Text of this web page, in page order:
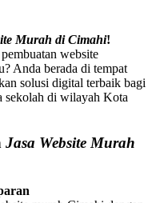
Murah di Cimahi!
website
Anda berada di tempat
solusi digital terbaik bagi
sekolah di wilayah Kota
Jasa Website Murah